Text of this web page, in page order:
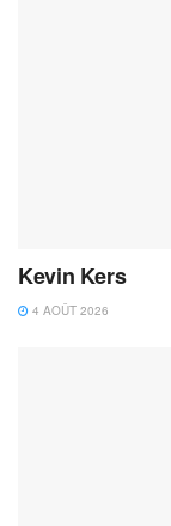
Kevin Kers
4 AOÛT 2026